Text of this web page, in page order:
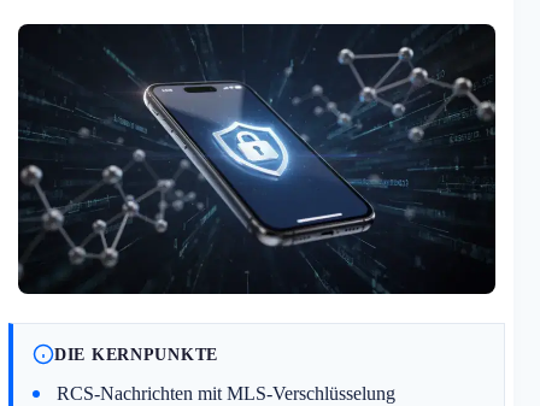
DIE KERNPUNKTE
RCS-Nachrichten mit MLS-Verschlüsselung